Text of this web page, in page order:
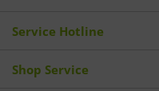
Service Hotline
Shop Service